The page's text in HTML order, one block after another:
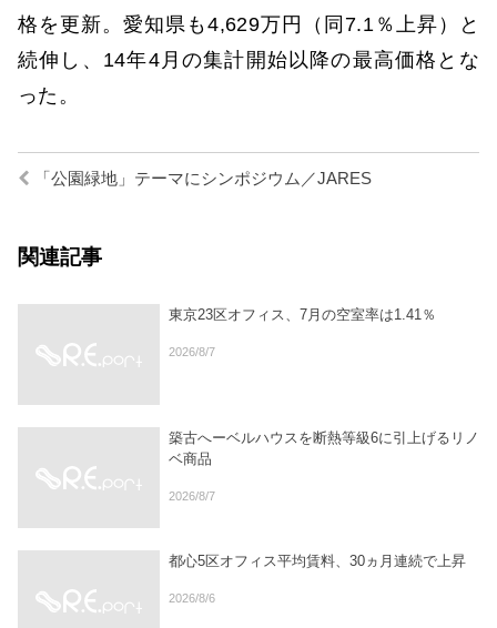
格を更新。愛知県も4,629万円（同7.1％上昇）と
続伸し、14年4月の集計開始以降の最高価格とな
った。
「公園緑地」テーマにシンポジウム／JARES
関連記事
東京23区オフィス、7月の空室率は1.41％
2026/8/7
築古へーベルハウスを断熱等級6に引上げるリノ
ベ商品
2026/8/7
都心5区オフィス平均賃料、30ヵ月連続で上昇
2026/8/6